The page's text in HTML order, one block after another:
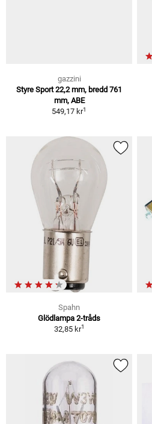
gazzini
Styre Sport 22,2 mm, bredd 761
mm, ABE
549,17 kr1
Spahn
Glödlampa 2-tråds
32,85 kr1